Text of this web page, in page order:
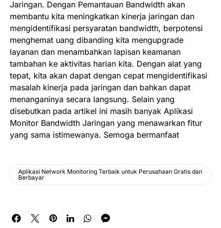
Jaringan. Dengan Pemantauan Bandwidth akan
membantu kita meningkatkan kinerja jaringan dan
mengidentifikasi persyaratan bandwidth, berpotensi
menghemat uang dibanding kita mengupgrade
layanan dan menambahkan lapisan keamanan
tambahan ke aktivitas harian kita. Dengan alat yang
tepat, kita akan dapat dengan cepat mengidentifikasi
masalah kinerja pada jaringan dan bahkan dapat
menanganinya secara langsung. Selain yang
disebutkan pada artikel ini masih banyak Aplikasi
Monitor Bandwidth Jaringan yang menawarkan fitur
yang sama istimewanya. Semoga bermanfaat
Aplikasi Network Monitoring Terbaik untuk Perusahaan Gratis dan
Berbayar